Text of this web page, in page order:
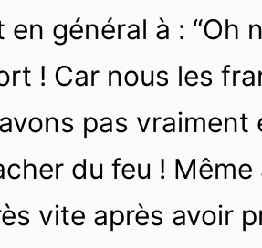
en général à : “Oh
! Car nous les
pas
du feu !
vite après avoir